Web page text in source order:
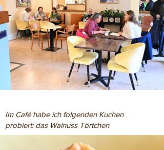
Im Café habe ich folgenden Kuchen
probiert: das Walnuss Törtchen